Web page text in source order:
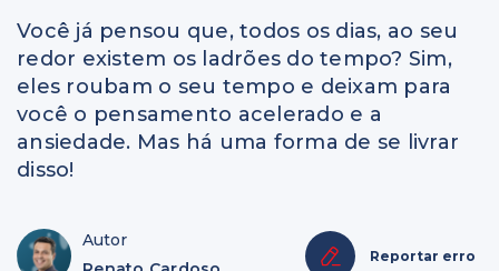
Você já pensou que, todos os dias, ao seu
redor existem os ladrões do tempo? Sim,
eles roubam o seu tempo e deixam para
você o pensamento acelerado e a
ansiedade. Mas há uma forma de se livrar
disso!
Autor
Reportar erro